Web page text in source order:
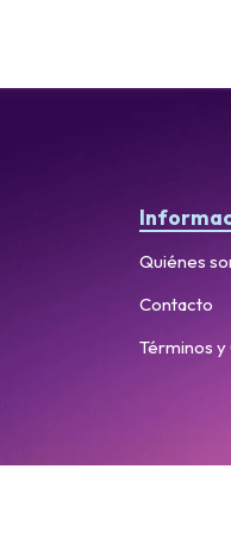
Quiénes
Contacto
Términos y